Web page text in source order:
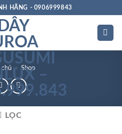
HÃNG - 0906999843
chủ » Shop
LỌC